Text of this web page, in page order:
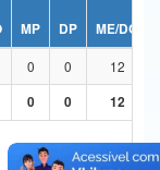
MP DP ME/DO
0 0
12
0 0 12